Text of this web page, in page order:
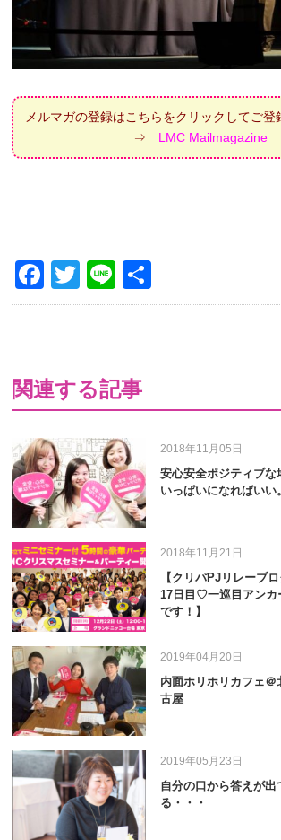
メルマガの登録はこちらをクリックしてご登
⇒ LMC Mailmagazine
Facebook
Twitter
Line
有
関連する記事
2018年11月05日
安心安全ポジティブな
いっぱいになればいい。
2018年11月21日
【クリパPJリレーブ
17日目♡一巡目アンカ
です！】
2019年04月20日
内面ホリホリカフェ＠
古屋
2019年05月23日
自分の口から答えが出
る・・・